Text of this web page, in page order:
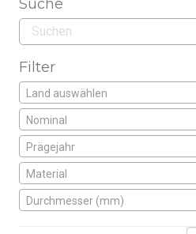
Suche
Filter
Land auswählen
Nominal
Prägejahr
Material
Durchmesser (mm)